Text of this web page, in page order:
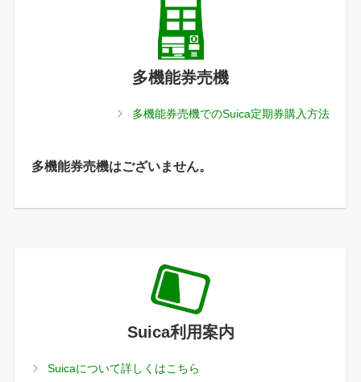
多機能券売機
多機能券売機でのSuica定期券購入方法
多機能券売機はございません。
Suica利用案内
Suicaについて詳しくはこちら